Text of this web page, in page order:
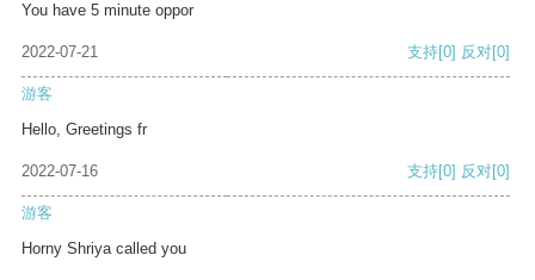
You have 5 minute oppor
2022-07-21 支持[0] 反对[0]
游客
Hello, Greetings fr
2022-07-16 支持[0] 反对[0]
游客
Horny Shriya called you